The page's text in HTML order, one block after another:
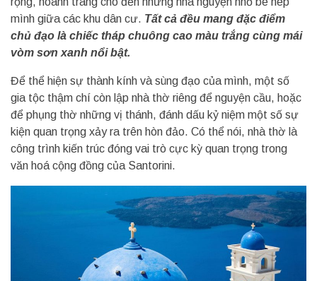
mình giữa các khu dân cư. Tất cả đều mang đặc điểm
chủ đạo là chiếc tháp chuông cao màu trắng cùng mái
vòm sơn xanh nổi bật.
Để thể hiện sự thành kính và sùng đạo của mình, một số
gia tộc thậm chí còn lập nhà thờ riêng để nguyện cầu, hoặc
để phụng thờ những vị thánh, đánh dấu kỷ niệm một số sự
kiện quan trọng xảy ra trên hòn đảo. Có thể nói, nhà thờ là
công trình kiến trúc đóng vai trò cực kỳ quan trọng trong
văn hoá cộng đồng của Santorini.